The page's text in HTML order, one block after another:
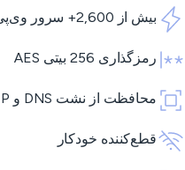
بیش از 2,600+ سرور وی‌پی‌ان
رمزگذاری 256 بیتی AES
محافظت از نشت DNS و IP
قطع‌کننده خودکار